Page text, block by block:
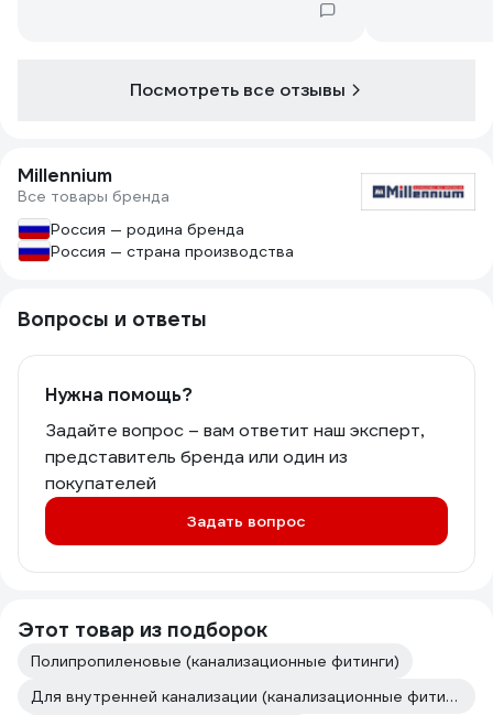
Посмотреть все отзывы
Millennium
Все товары бренда
Россия — родина бренда
Россия — страна производства
Вопросы и ответы
Нужна помощь?
Задайте вопрос – вам ответит наш эксперт,
представитель бренда или один из
покупателей
Задать вопрос
Этот товар из подборок
Полипропиленовые (канализационные фитинги)
Для внутренней канализации (канализационные фитинги)